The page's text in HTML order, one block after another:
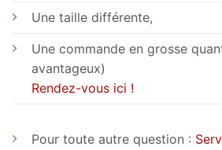
Une taille différente,
Une commande en grosse
avantageux)
Rendez-vous ici !
Pour toute autre question :